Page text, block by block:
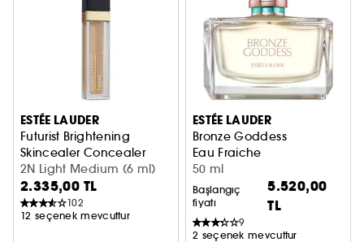
ESTÉE LAUDER
Futurist Brightening
Skincealer Concealer
Kapatıcı
2N Light Medium (6 ml)
2.335,00 TL
102
12 seçenek mevcuttur
ESTÉE LAUDER
Bronze Goddess
Eau Fraiche
50 ml
Başlangıç
fiyatı
5.520,00
TL
9
2 seçenek mevcuttur